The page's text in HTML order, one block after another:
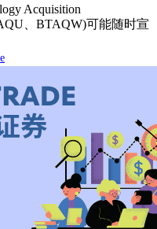
Acquisition
、BTAQW)可能随时宣